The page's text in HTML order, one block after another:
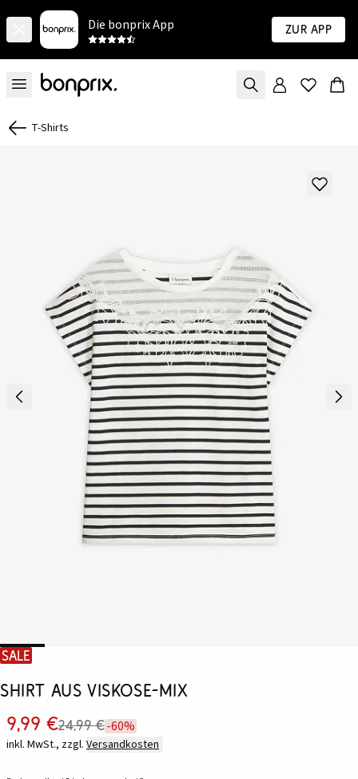
Die bonprix App Zur App
T-Shirts
SALE
Shirt aus Viskose-Mix
9,99 €24,99 €-60%
inkl. MwSt., zzgl. Versandkosten